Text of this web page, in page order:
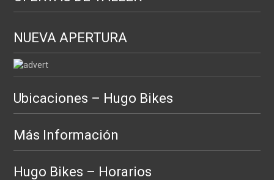
NUEVA APERTURA
Ubicaciones – Hugo Bikes
Más Información
Hugo Bikes – Horarios